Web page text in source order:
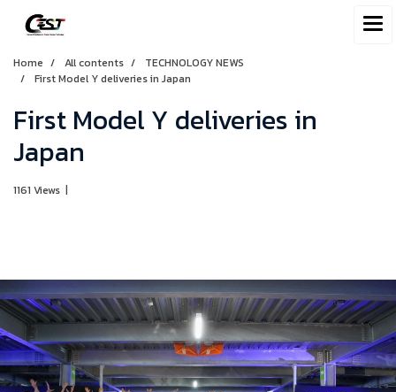
Home All contents
TECHNOLOGY NEWS
First Model Y deliveries in Japan
First Model Y deliveries in
Japan
1161 Views |